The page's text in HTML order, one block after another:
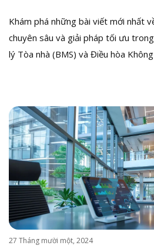
Khám phá những bài viết mới nhất
chuyên sâu và giải pháp tối ưu
lý Tòa nhà (BMS) và Điều hòa
27 Tháng mười một, 2024